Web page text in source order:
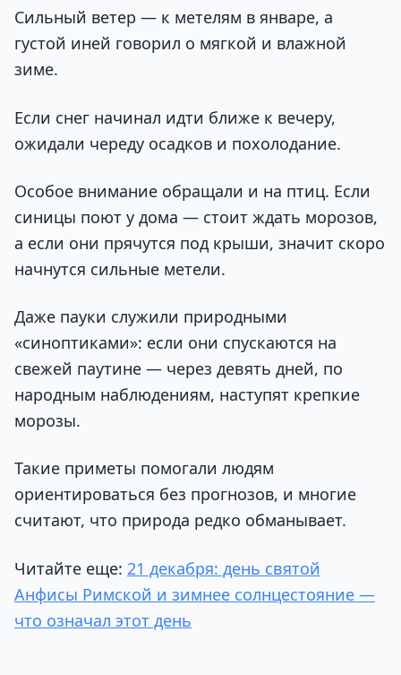
Сильный ветер — к метелям в январе, а
густой иней говорил о мягкой и влажной
зиме.
Если снег начинал идти ближе к вечеру,
ожидали череду осадков и похолодание.
Особое внимание обращали и на птиц. Если
синицы поют у дома — стоит ждать морозов,
а если они прячутся под крыши, значит скоро
начнутся сильные метели.
Даже пауки служили природными
«синоптиками»: если они спускаются на
свежей паутине — через девять дней, по
народным наблюдениям, наступят крепкие
морозы.
Такие приметы помогали людям
ориентироваться без прогнозов, и многие
считают, что природа редко обманывает.
Читайте еще: 21 декабря: день святой
Анфисы Римской и зимнее солнцестояние —
что означал этот день